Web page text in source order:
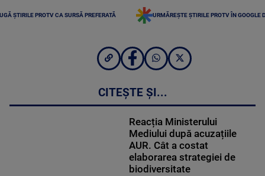
ȘTIRILE PROTV CA SURSĂ PREFERATĂ URMĂREȘTE ȘTIRILE PROTV ÎN GOOGLE
CITEȘTE ȘI...
Reacția Ministerului
Mediului după acuzațiile
AUR. Cât a costat
elaborarea strategiei de
biodiversitate